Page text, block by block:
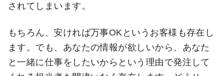
されてしまいます。
もちろん、安ければ万事OKというお客様も存在し
ます。でも、あなたの情報が欲しいから、あなた
と一緒に仕事をしたいからという理由で発注して